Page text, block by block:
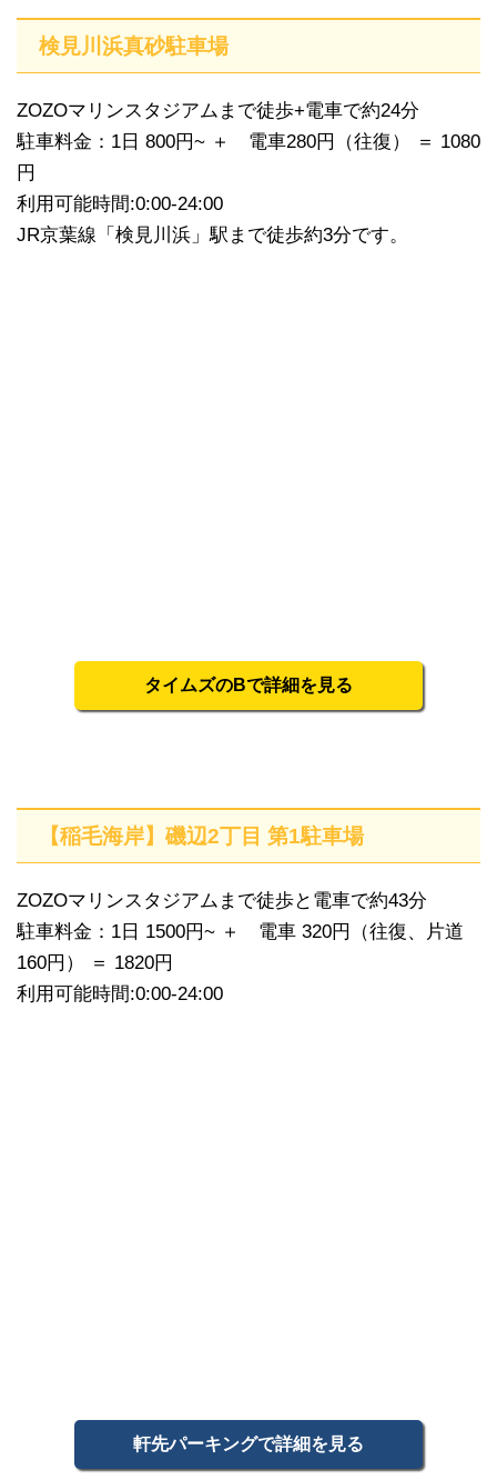
検見川浜真砂駐車場
ZOZOマリンスタジアムまで徒歩+電車で約24分
駐車料金：1日 800円~ ＋ 電車280円（往復） ＝ 1080
円
利用可能時間:0:00-24:00
JR京葉線「検見川浜」駅まで徒歩約3分です。
タイムズのBで詳細を見る
【稲毛海岸】磯辺2丁目 第1駐車場
ZOZOマリンスタジアムまで徒歩と電車で約43分
駐車料金：1日 1500円~ ＋ 電車 320円（往復、片道
160円） ＝ 1820円
利用可能時間:0:00-24:00
軒先パーキングで詳細を見る